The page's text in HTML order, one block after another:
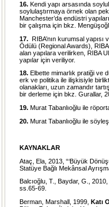
16. Kendi yapı arsasında
soylulaştırmaya örnek olan
Manchester’da endüstri
bir çalışma için bkz.
17. RIBA’nın kurumsal
Ödülü (Regional Awards),
alan yapılara verilirken, RIBA
yapılar için veriliyor.
18. Elbette mimarlık pratiği ve
erk ve politika ile ilişkisiyle
olanakları, uzun zamandır
bir derleme için bkz. Gurallar,
19. Murat Tabanlıoğlu ile
20. Murat Tabanlıoğlu ile
KAYNAKLAR
Ataç, Ela, 2013, “‘Büyük
Statüye Bağlı Mekânsal
Balcıoğlu, T., Baydar, G.,
ss.65-69.
Berman, Marshall, 1999, Katı